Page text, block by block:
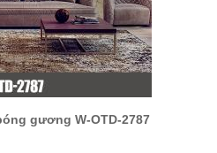
gương W-OTD-2787